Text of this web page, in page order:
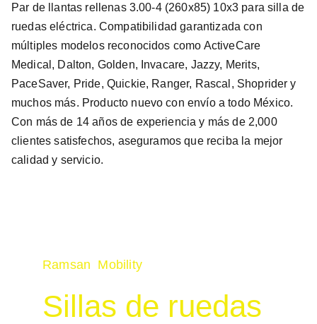
Par de llantas rellenas 3.00-4 (260x85) 10x3 para silla de
ruedas eléctrica. Compatibilidad garantizada con
múltiples modelos reconocidos como ActiveCare
Medical, Dalton, Golden, Invacare, Jazzy, Merits,
PaceSaver, Pride, Quickie, Ranger, Rascal, Shoprider y
muchos más. Producto nuevo con envío a todo México.
Con más de 14 años de experiencia y más de 2,000
clientes satisfechos, aseguramos que reciba la mejor
calidad y servicio.
Ramsan  Mobility
Sillas de ruedas